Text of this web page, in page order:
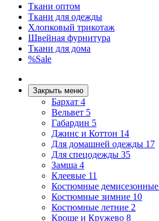
Ткани оптом
Ткани для одежды
Хлопковый трикотаж
Швейная фурнитура
Ткани для дома
%Sale
Закрыть меню
Бархат 4
Вельвет 5
Габардин 5
Джинс и Коттон 14
Для домашней одежды 17
Для спецодежды 35
Замша 4
Клеевые 11
Костюмные демисезонные
Костюмные зимние 10
Костюмные летние 2
Кроше и Кружево 8